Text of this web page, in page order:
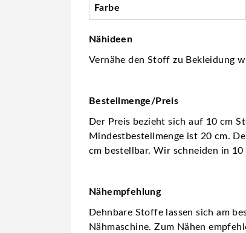
Farbe
Nähideen
Vernähe den Stoff zu Bekleidung
Bestellmenge/Preis
Der Preis bezieht sich auf 10 cm
Mindestbestellmenge ist 20 cm.
cm bestellbar. Wir schneiden in
Nähempfehlung
Dehnbare Stoffe lassen sich am
Nähmaschine. Zum Nähen